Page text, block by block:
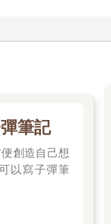
筆記
創造自己想
以寫子彈筆